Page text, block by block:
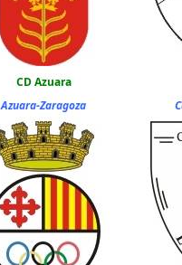
CD Azuara
Azuara-Zaragoza